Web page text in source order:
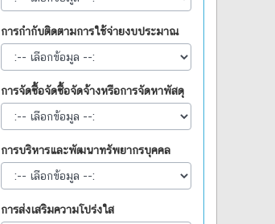
การกำกับติดตามการใช้จ่ายงบประมาณ
การจัดซื้อจัดซื้อจัดจ้างหรือการจัดหาพัสดุ
การบริหารและพัฒนาทรัพยากรบุคคล
การส่งเสริมความโปร่งใส